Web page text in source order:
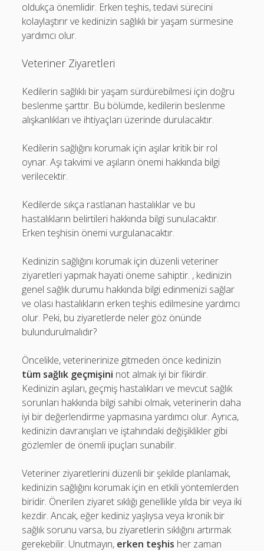
oldukça önemlidir. Erken teşhis, tedavi sürecini
kolaylaştırır ve kedinizin sağlıklı bir yaşam sürmesine
yardımcı olur.
Veteriner Ziyaretleri
Kedilerin sağlıklı bir yaşam sürdürebilmesi için doğru
beslenme şarttır. Bu bölümde, kedilerin beslenme
alışkanlıkları ve ihtiyaçları üzerinde durulacaktır.
Kedilerin sağlığını korumak için aşılar kritik bir rol
oynar. Aşı takvimi ve aşıların önemi hakkında bilgi
verilecektir.
Kedilerde sıkça rastlanan hastalıklar ve bu
hastalıkların belirtileri hakkında bilgi sunulacaktır.
Erken teşhisin önemi vurgulanacaktır.
Kedinizin sağlığını korumak için düzenli veteriner
ziyaretleri yapmak hayati öneme sahiptir. , kedinizin
genel sağlık durumu hakkında bilgi edinmenizi sağlar
ve olası hastalıkların erken teşhis edilmesine yardımcı
olur. Peki, bu ziyaretlerde neler göz önünde
bulundurulmalıdır?
Öncelikle, veterinerinize gitmeden önce kedinizin
tüm sağlık geçmişini not almak iyi bir fikirdir.
Kedinizin aşıları, geçmiş hastalıkları ve mevcut sağlık
sorunları hakkında bilgi sahibi olmak, veterinerin daha
iyi bir değerlendirme yapmasına yardımcı olur. Ayrıca,
kedinizin davranışları ve iştahındaki değişiklikler gibi
gözlemler de önemli ipuçları sunabilir.
Veteriner ziyaretlerini düzenli bir şekilde planlamak,
kedinizin sağlığını korumak için en etkili yöntemlerden
biridir. Önerilen ziyaret sıklığı genellikle yılda bir veya iki
kezdir. Ancak, eğer kediniz yaşlıysa veya kronik bir
sağlık sorunu varsa, bu ziyaretlerin sıklığını artırmak
gerekebilir. Unutmayın, erken teşhis her zaman